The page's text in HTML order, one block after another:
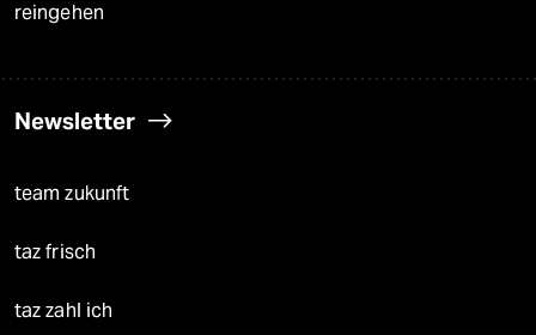
reingehen
Newsletter
team zukunft
taz frisch
taz zahl ich